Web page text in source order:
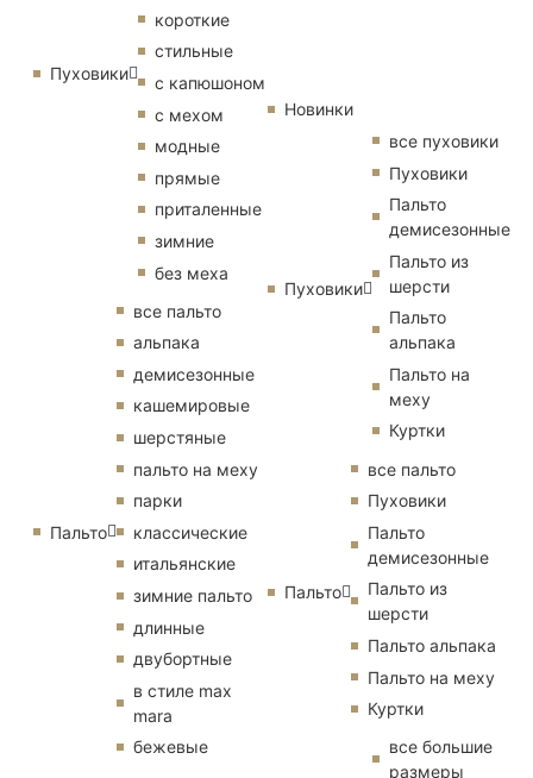
Пуховики
короткие
стильные
с капюшоном
с мехом
модные
прямые
приталенные
зимние
без меха
Пальто
все пальто
альпака
демисезонные
кашемировые
шерстяные
пальто на меху
парки
классические
итальянские
зимние пальто
длинные
двубортные
в стиле max
mara
бежевые
Новинки
Пуховики
все пуховики
Пуховики
Пальто
демисезонные
Пальто из
шерсти
Пальто
альпака
Пальто на
меху
Куртки
Пальто
все пальто
Пуховики
Пальто
демисезонные
Пальто из
шерсти
Пальто альпака
Пальто на меху
Куртки
все большие
размеры